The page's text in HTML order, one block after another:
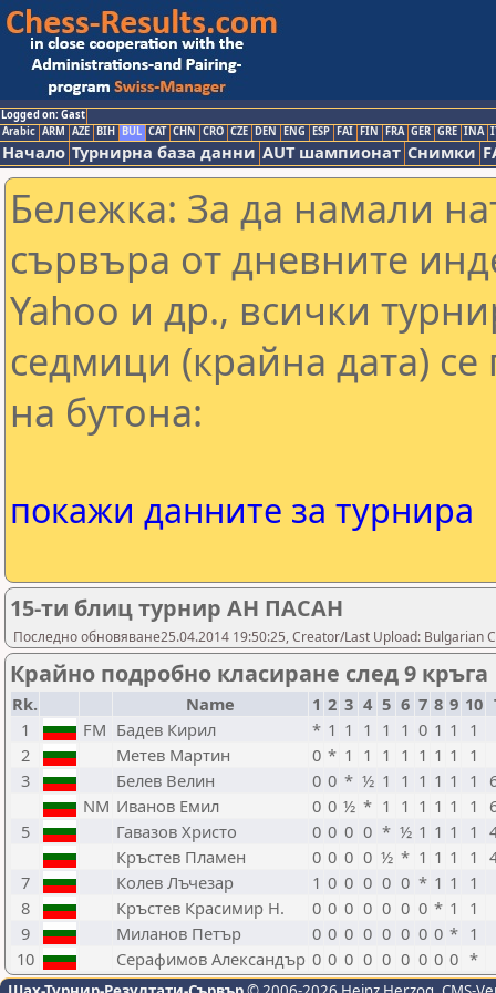
Logged on: Gast
Arabic ARM AZE BIH BUL CAT CHN CRO CZE DEN ENG ESP FAI FIN FRA GER GRE INA
Начало Турнирна база данни AUT шампионат Снимки
Бележка: За да намали
сървъра от дневните
Yahoo и др., всички
седмици (крайна дата) се
на бутона:
покажи данните за турнира
15-ти блиц турнир АН ПАСАН
Последно обновяване25.04.2014 19:50:25, Creator/Last Upload: Bulgarian
Крайно подробно класиране след 9 кръга
Rk. Name 1 2 3 4 5 6 7 8 9 10
1
FM Бадев Кирил * 1 1 1 1 1 0 1 1
1
2
Метев Мартин 0 * 1 1 1 1 1 1 1
1
3
Белев Велин 0 0 * ½ 1 1 1 1 1 1
NM Иванов Емил 0 0 ½ * 1 1 1 1 1 1
5
Гавазов Христо 0 0 0 0 * ½ 1 1 1 1
Кръстев Пламен
0 0 0 0 ½ * 1 1 1 1
7
Колев Лъчезар 1 0 0 0 0 0 * 1 1
1
8
Кръстев Красимир Н. 0 0 0 0 0 0 0 * 1
1
9
Миланов Петър 0 0 0 0 0 0 0 0 * 1
10
Серафимов Александър 0 0 0 0 0 0 0 0 0 *